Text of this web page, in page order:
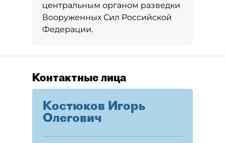
центральным органом разведки
Вооруженных Сил Российской
Федерации.
Контактные лица
Костюков Игорь
Олегович